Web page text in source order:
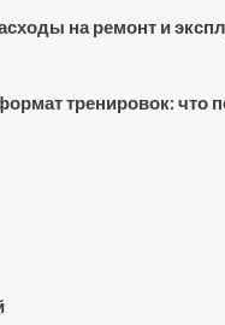
на ремонт и
тренировок: что